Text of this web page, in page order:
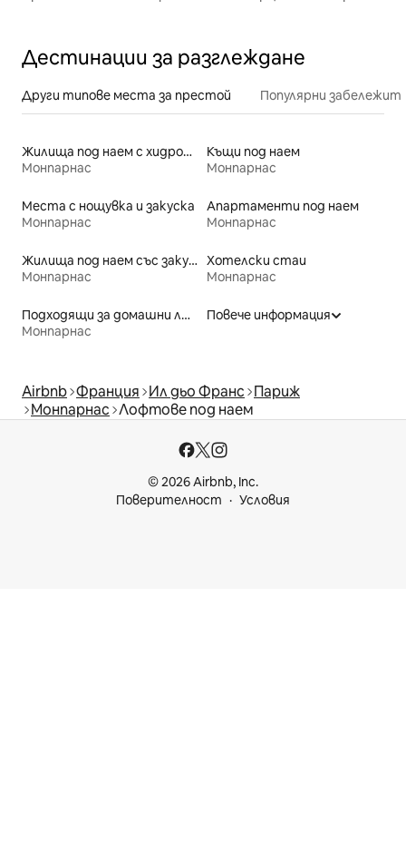
Дестинации за разглеждане
Други типове места за престой Популярни
Жилища под наем с хидромасажна вана
Монпарнас
Къщи под наем
Монпарнас
Места с нощувка и закуска
Монпарнас
Апартаменти под наем
Монпарнас
Жилища под наем със закуска
Монпарнас
Хотелски стаи
Монпарнас
Подходящи за домашни любимци места под наем
Монпарнас
Повече информация
Airbnb Франция Ил дьо Франс Париж
Монпарнас Лофтове под наем
© 2026 Airbnb, Inc.
Поверителност
Условия